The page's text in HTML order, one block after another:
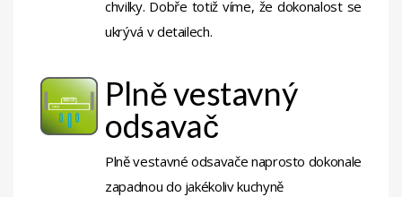
chvilky. Dobře totiž víme, že dokonalost se
ukrývá v detailech.
Plně vestavný
odsavač
Plně vestavné odsavače naprosto dokonale
zapadnou do jakékoliv kuchyně